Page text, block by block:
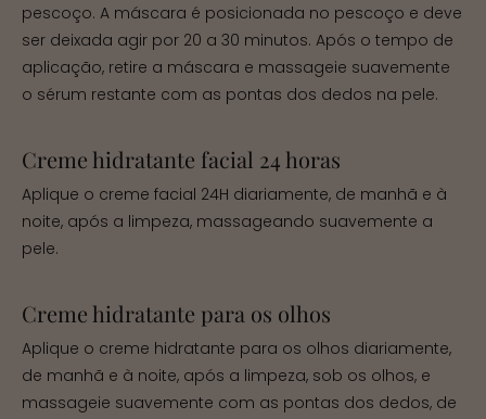
pescoço. A máscara é posicionada no pescoço e deve
ser deixada agir por 20 a 30 minutos. Após o tempo de
aplicação, retire a máscara e massageie suavemente
o sérum restante com as pontas dos dedos na pele.
Creme hidratante facial 24 horas
Aplique o creme facial 24H diariamente, de manhã e à
noite, após a limpeza, massageando suavemente a
pele.
Creme hidratante para os olhos
Aplique o creme hidratante para os olhos diariamente,
de manhã e à noite, após a limpeza, sob os olhos, e
massageie suavemente com as pontas dos dedos, de